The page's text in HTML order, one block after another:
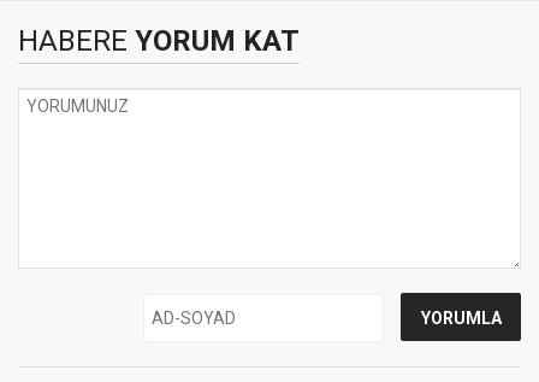
HABERE YORUM KAT